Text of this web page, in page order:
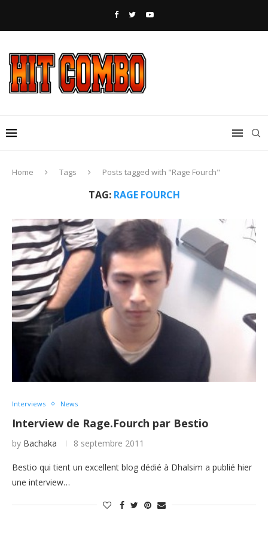
Home Tags Posts tagged with "Rage Fourch"
TAG: RAGE FOURCH
Interviews News
Interview de Rage.Fourch par Bestio
by Bachaka 8 septembre 2011
Bestio qui tient un excellent blog dédié à Dhalsim a publié hier
une interview…